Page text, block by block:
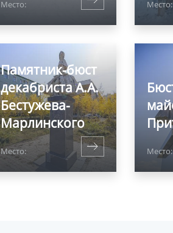
Место:
Памятник-бюст
декабриста А.А.
Бестужева-
Марлинского
Место: Место: